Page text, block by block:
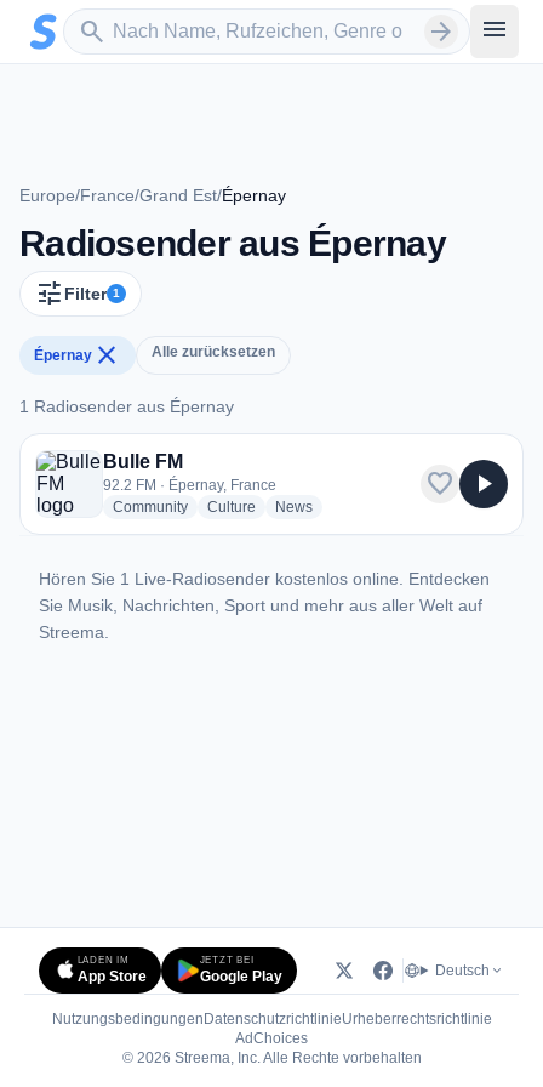
Zum Hauptinhalt springen
search
Sender suchen arrow_forward menu
Europe/France/Grand Est/Épernay
Radiosender aus Épernay
tune Filter 1
Épernay close Alle zurücksetzen
1 Radiosender aus Épernay
1 Radiosender aus Épernay
Bulle FM
92.2 FM · Épernay, France
Communityradio stations
Culture radio stations
Newsradio stations
favorite play_arrow
Hören Sie 1 Live-Radiosender kostenlos online. Entdecken
Sie Musik, Nachrichten, Sport und mehr aus aller Welt auf
Streema.
LADEN IM
App Store
JETZT BEI
Google Play Deutsch
Nutzungsbedingungen DatenschutzrichtlinieUrheberrechtsrichtlinie
AdChoices(öffnet in neuem Tab)
© 2026 Streema, Inc. Alle Rechte vorbehalten